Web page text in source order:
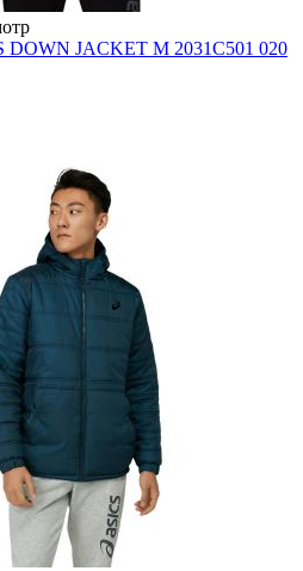
DOWN JACKET M 2031C501 020